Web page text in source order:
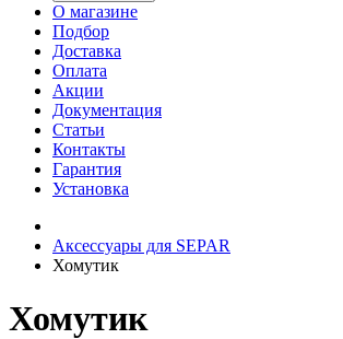
О магазине
Подбор
Доставка
Оплата
Акции
Документация
Статьи
Контакты
Гарантия
Установка
Аксессуары для SEPAR
Хомутик
Хомутик